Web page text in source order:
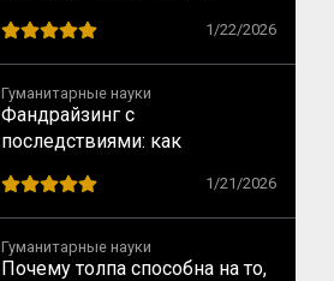
понедельники
1/22/2026
Гуманитарные науки
Фандрайзинг с
последствиями: как
тех, кому помогает
1/21/2026
Гуманитарные науки
Почему толпа способна на то,